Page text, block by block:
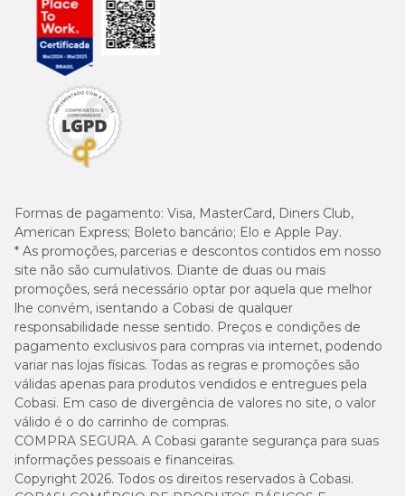
Formas de pagamento: Visa, MasterCard, Diners Club,
American Express; Boleto bancário; Elo e Apple Pay.
* As promoções, parcerias e descontos contidos em nosso
site não são cumulativos. Diante de duas ou mais
promoções, será necessário optar por aquela que melhor
lhe convém, isentando a Cobasi de qualquer
responsabilidade nesse sentido. Preços e condições de
pagamento exclusivos para compras via internet, podendo
variar nas lojas físicas. Todas as regras e promoções são
válidas apenas para produtos vendidos e entregues pela
Cobasi. Em caso de divergência de valores no site, o valor
válido é o do carrinho de compras.
COMPRA SEGURA. A Cobasi garante segurança para suas
informações pessoais e financeiras.
Copyright 2026. Todos os direitos reservados à Cobasi.